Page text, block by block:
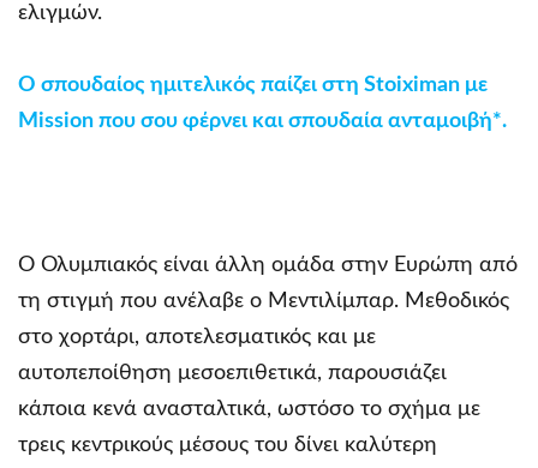
ελιγμών.
Ο σπουδαίος ημιτελικός παίζει στη Stoiximan με
Mission που σου φέρνει και σπουδαία ανταμοιβή*.
Ο Ολυμπιακός είναι άλλη ομάδα στην Ευρώπη από
τη στιγμή που ανέλαβε ο Μεντιλίμπαρ. Μεθοδικός
στο χορτάρι, αποτελεσματικός και με
αυτοπεποίθηση μεσοεπιθετικά, παρουσιάζει
κάποια κενά ανασταλτικά, ωστόσο το σχήμα με
τρεις κεντρικούς μέσους του δίνει καλύτερη